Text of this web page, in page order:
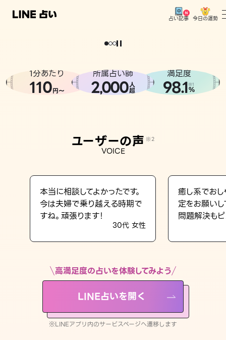
占い記事 今日の運勢
相談事例
LINE占いを開く
※LINEアプリ内のサービスページへ遷移します
どうせなら
。
1分あたり
110円〜
所属占い師
2,000人
超
満足度
98.1※1
%
ユーザーの声 ※2
VOICE
本当に相談してよかったです。
今は夫婦で乗り越える時期で
すね。頑張ります！
30代 女性
癒し系でおし
定をお願い
問題解決もピ
高満足度の占いを体験してみよう
LINE占いを開く
※LINEアプリ内のサービスページへ遷移します